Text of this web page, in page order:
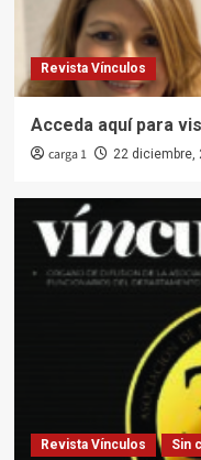
Revista Vínculos
Acceda aquí para
carga 1 22 diciembre,
Revista Vínculos Sin